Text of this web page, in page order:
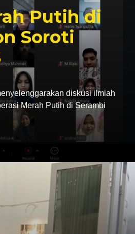
Putih di
Soroti
diskusi ilmiah
Merah Putih di Serambi